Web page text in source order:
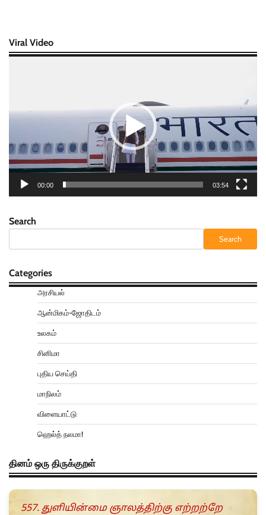
Viral Video
00:00 03:54
Search
Search
Categories
அரசியல்
ஆன்மிகம்-ஜோதிடம்
உலகம்
சினிமா
புதிய செய்தி
மாநிலம்
விளையாட்டு
ஹெல்த் நலமா!
தினம் ஒரு திருக்குறள்
557. துளியின்மை ஞாலத்திற்கு எற்றற்றே